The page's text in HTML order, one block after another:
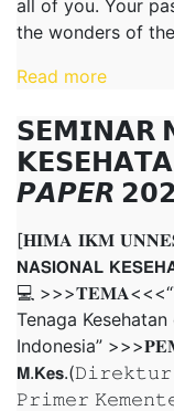
all of you. Your
the wonders of
Read more
𝗦𝗘𝗠𝗜𝗡𝗔𝗥
𝙋𝘼𝙋𝙀𝙍
[𝐇𝐈𝐌𝐀 𝐈𝐊𝐌
𝗡𝗔𝗦𝗜𝗢𝗡𝗔𝗟
💻
Tenaga
Indonesia”
𝙿𝚛𝚒𝚖𝚎𝚛